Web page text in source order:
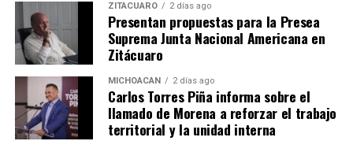
Más de 11 mil escuelas
inician trabajos en Consejos
Técnicos Escolares
20 agosto, 2024
En "Michoacán"
RELATED TOPICS:
ZITÁCUARO 2 días ago
Presentan propuestas para la Presea
Suprema Junta Nacional Americana en
Zitácuaro
MICHOACÁN 2 días ago
Carlos Torres Piña informa sobre el
llamado de Morena a reforzar el trabajo
territorial y la unidad interna